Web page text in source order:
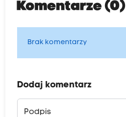
Komentarze (0)
Brak komentarzy
Dodaj komentarz
Podpis